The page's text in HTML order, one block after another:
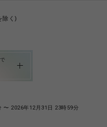
除く)
〜 2026年12月31日 23時59分